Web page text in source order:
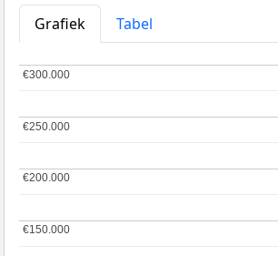
Grafiek
Tabel
€150.000
€150.000
€200.000
€200.000
€250.000
€250.000
€300.000
€300.000